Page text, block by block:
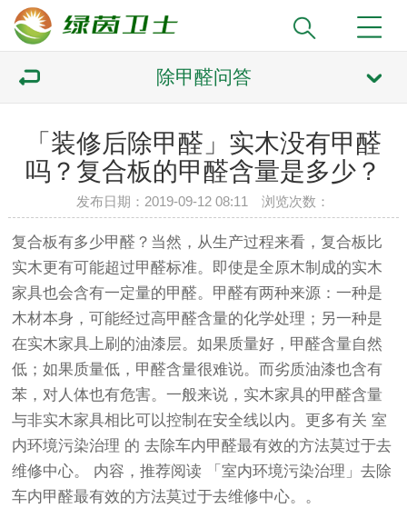
除甲醛问答
「装修后除甲醛」实木没有甲醛
吗？复合板的甲醛含量是多少？
发布日期：2019-09-12 08:11 浏览次数：
复合板有多少甲醛？当然，从生产过程来看，复合板比
实木更有可能超过甲醛标准。即使是全原木制成的实木
家具也会含有一定量的甲醛。甲醛有两种来源：一种是
木材本身，可能经过高甲醛含量的化学处理；另一种是
在实木家具上刷的油漆层。如果质量好，甲醛含量自然
低；如果质量低，甲醛含量很难说。而劣质油漆也含有
苯，对人体也有危害。一般来说，实木家具的甲醛含量
与非实木家具相比可以控制在安全线以内。更多有关室
内环境污染治理 的去除车内甲醛最有效的方法莫过于去
维修中心。
内容，推荐阅读
「室内环境污染治理」去除
车内甲醛最有效的方法莫过于去维修中心。 。